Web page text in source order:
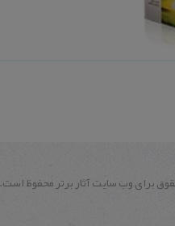
برای وب سايت آثار برتر محفوظ است.